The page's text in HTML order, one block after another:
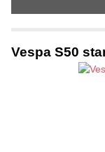
Vespa S50